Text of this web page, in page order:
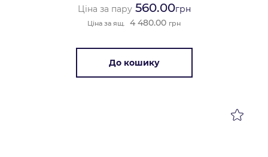
Ціна за пару560.00грн
Ціна за ящ. 4 480.00 грн
До кошику